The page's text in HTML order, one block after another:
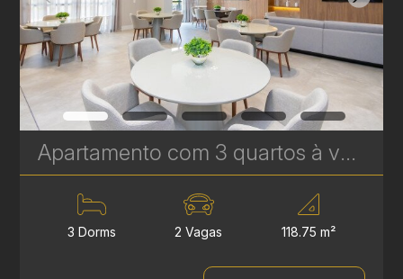
Apartamento com 3 quartos à venda no Água Verde - 118,75 m² - Le Sense | Ref. 1778
3 Dorms 2 Vagas 118.75 m²